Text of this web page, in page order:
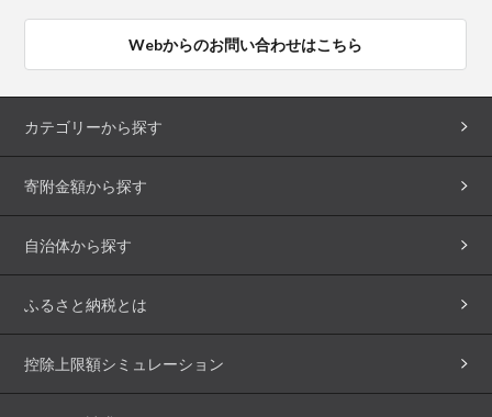
Webからのお問い合わせはこちら
カテゴリーから探す
寄附金額から探す
自治体から探す
ふるさと納税とは
控除上限額シミュレーション